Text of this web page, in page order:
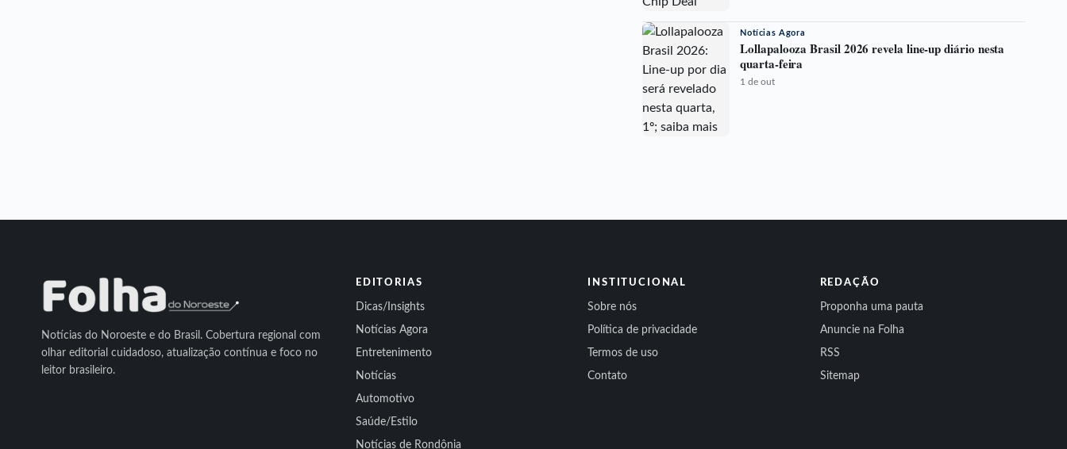
Notícias Agora
Lollapalooza Brasil 2026 revela line-up diário nesta
quarta-feira
1 de out
Notícias do Noroeste e do Brasil. Cobertura regional com
olhar editorial cuidadoso, atualização contínua e foco no
leitor brasileiro.
EDITORIAS
Dicas/Insights
Notícias Agora
Entretenimento
Notícias
Automotivo
Saúde/Estilo
Notícias de Rondônia
INSTITUCIONAL
Sobre nós
Política de privacidade
Termos de uso
Contato
REDAÇÃO
Proponha uma pauta
Anuncie na Folha
RSS
Sitemap